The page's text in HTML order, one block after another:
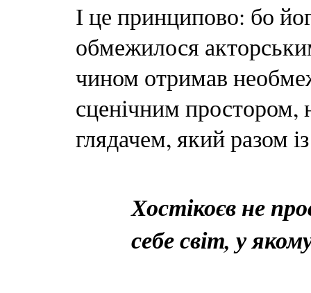
І це принципово: бо
обмежилося
чином отримав
сценічним простором,
глядачем, який разом
Хостікоєв не
себе світ, у